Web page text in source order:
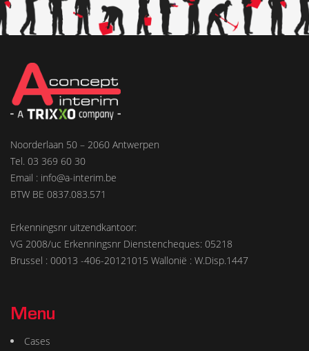
Noorderlaan 50 – 2060 Antwerpen
Tel. 03 369 60 30
Email : info@a-interim.be
BTW BE 0837.083.571
Erkenningsnr uitzendkantoor:
VG 2008/uc Erkenningsnr Dienstencheques: 05218
Brussel : 00013 -406-20121015 Wallonië : W.Disp.1447
Menu
Cases